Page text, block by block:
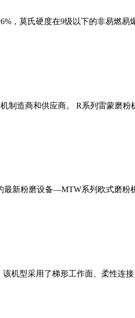
，莫氏硬度在9级以下的非易燃
造商和供应商。 R系列雷蒙磨
新粉磨设备—MTW系列欧式磨粉
机型采用了梯形工作面、柔性连